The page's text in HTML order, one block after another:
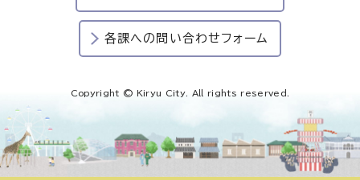
各課への問い合わせフォーム
Copyright © Kiryu City. All rights reserved.